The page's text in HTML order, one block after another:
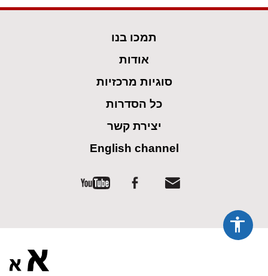
spellcheck
flag
תמכו בנו
אודות
סוגיות מרכזיות
כל הסדרות
יצירת קשר
English channel